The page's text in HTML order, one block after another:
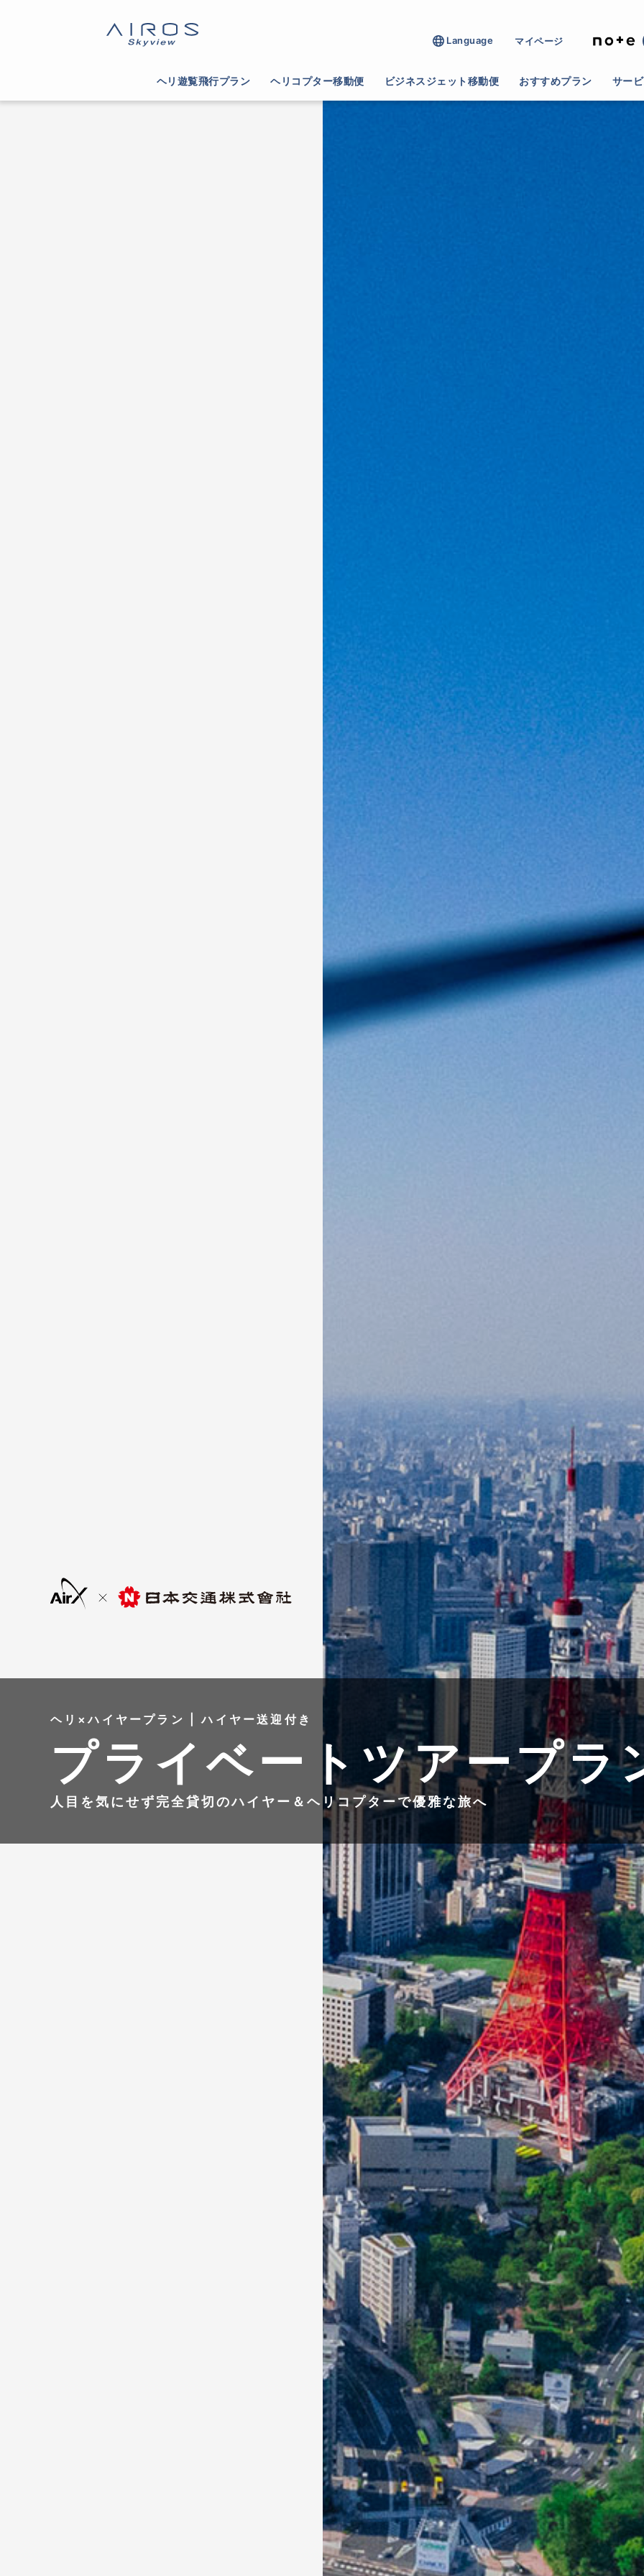
Language マイページ
ヘリ遊覧飛行プラン ヘリコプター移動便 ビジネスジェット移動便 おすすめプラン サー
ヘリ×ハイヤープラン | ハイヤー送迎付き
プライベートツアープラ
人目を気にせず完全貸切のハイヤー＆ヘリコプターで優雅な旅へ